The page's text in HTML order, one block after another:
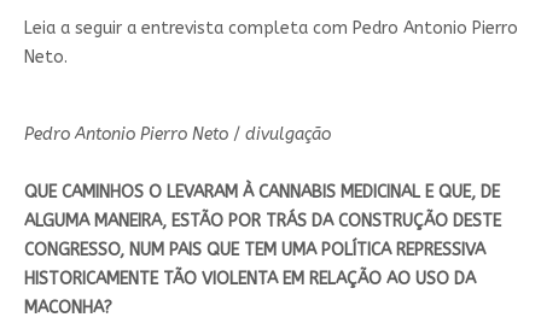
Leia a seguir a entrevista completa com Pedro Antonio Pierro
Neto.
Pedro Antonio Pierro Neto/ divulgação
QUE CAMINHOS O LEVARAM À CANNABIS MEDICINAL E QUE, DE
ALGUMA MANEIRA, ESTÃO POR TRÁS DA CONSTRUÇÃO DESTE
CONGRESSO, NUM PAIS QUE TEM UMA POLÍTICA REPRESSIVA
HISTORICAMENTE TÃO VIOLENTA EM RELAÇÃO AO USO DA
MACONHA?